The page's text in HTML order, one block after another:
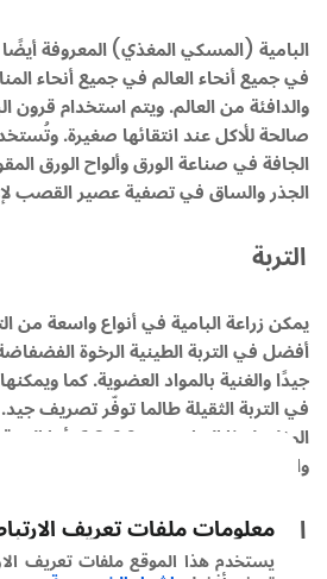
البامية (المسكي المغذي) المعروفة
في جميع أنحاء العالم في جميع أنحاء
والدافئة من العالم. ويتم استخدام قرون
صالحة للأكل عند انتقائها صغيرة.
الجافة في صناعة الورق وألواح الورق
الجذر والساق في تصفية عصير القصب
التربة
يمكن زراعة البامية في أنواع واسعة من
أفضل في التربة الطينية الرخوة
جيدًا والغنية بالمواد العضوية. كما
في التربة الثقيلة طالما توفّر تصريف
المثلى لهذا
والتربة ذات الصرف السيئ فإنها لا
المناخمعلومات ملفات تعريف
يستخدم هذا الموقع ملفات تعريف